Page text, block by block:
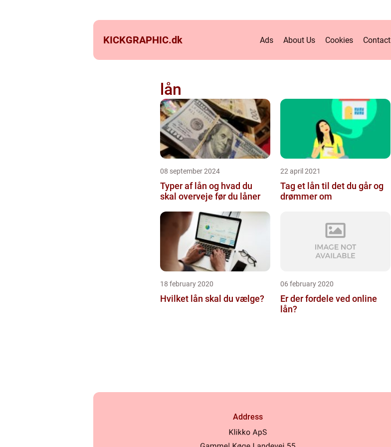
KICKGRAPHIC.dk Ads About Us Cookies Contact
lån
08 september 2024
Typer af lån og hvad du
skal overveje før du låner
22 april 2021
Tag et lån til det du går og
drømmer om
18 february 2020
Hvilket lån skal du vælge?
06 february 2020
Er der fordele ved online
lån?
Address